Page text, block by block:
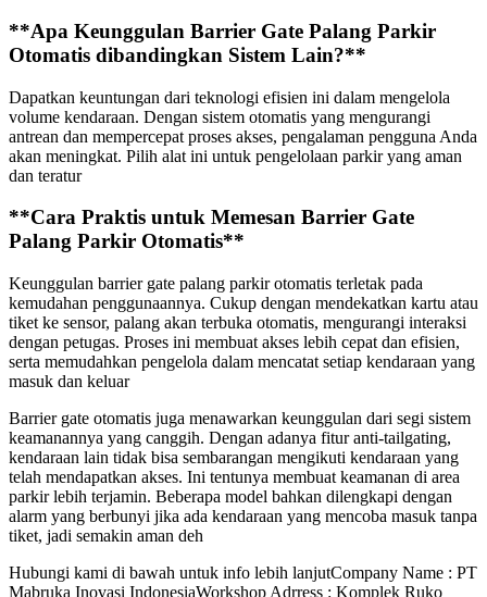
**Apa Keunggulan Barrier Gate Palang Parkir
Otomatis dibandingkan Sistem Lain?**
Dapatkan keuntungan dari teknologi efisien ini dalam mengelola
volume kendaraan. Dengan sistem otomatis yang mengurangi
antrean dan mempercepat proses akses, pengalaman pengguna Anda
akan meningkat. Pilih alat ini untuk pengelolaan parkir yang aman
dan teratur
**Cara Praktis untuk Memesan Barrier Gate
Palang Parkir Otomatis**
Keunggulan barrier gate palang parkir otomatis terletak pada
kemudahan penggunaannya. Cukup dengan mendekatkan kartu atau
tiket ke sensor, palang akan terbuka otomatis, mengurangi interaksi
dengan petugas. Proses ini membuat akses lebih cepat dan efisien,
serta memudahkan pengelola dalam mencatat setiap kendaraan yang
masuk dan keluar
Barrier gate otomatis juga menawarkan keunggulan dari segi sistem
keamanannya yang canggih. Dengan adanya fitur anti-tailgating,
kendaraan lain tidak bisa sembarangan mengikuti kendaraan yang
telah mendapatkan akses. Ini tentunya membuat keamanan di area
parkir lebih terjamin. Beberapa model bahkan dilengkapi dengan
alarm yang berbunyi jika ada kendaraan yang mencoba masuk tanpa
tiket, jadi semakin aman deh
Hubungi kami di bawah untuk info lebih lanjutCompany Name : PT
Mabruka Inovasi IndonesiaWorkshop Adrress : Komplek Ruko